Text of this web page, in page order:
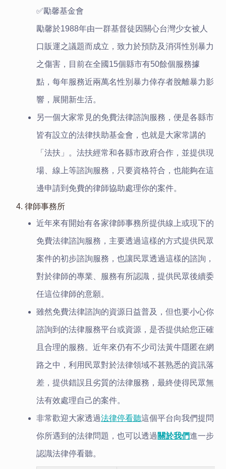
✅勵馨基金會
勵馨於1988年由一群基督徒因關心台灣少女被人
口販運之議題而成立，致力於預防及消弭性別暴力
之傷害，目前在全國15個縣市有50餘個服務據
點，每年服務近兩萬名性別暴力倖存者脫離暴力影
響，展開新生活。
另一個大家常見的免費法律諮詢服務，便是各縣市
皆有設立的法律扶助基金會，也就是大家常講的
「法扶」。法扶經常和各縣市政府合作，並提供現
場、線上等諮詢服務，只要資格符合，也能夠在這
邊申請到免費的律師協助處理你的案件。
4. 律師事務所
近年來有開始有各家律師事務所提供線上或現下的
免費法律諮詢服務，主要透過這樣的方式提供民眾
案件的初步諮詢服務，也讓民眾透過這樣的諮詢，
對於律師的專業、服務有所認識，提供民眾後續委
任這位律師的意願。
雖然免費法律諮詢的資源日益普及，但也要小心你
諮詢到的法律服務平台或資源，是否提供給您正確
且合理的服務。近年來仍有不少司法黃牛隱匿在網
路之中，利用民眾對於法律領域不甚熟悉的資訊落
差，提供錯誤且劣質的法律服務，最終使得民眾無
法有效處理自己的案件。
非常歡迎大家透過法律停看聽這個平台向我們提問
你所遇到的法律問題，也可以透過 關於我們進一步
認識法律停看聽。